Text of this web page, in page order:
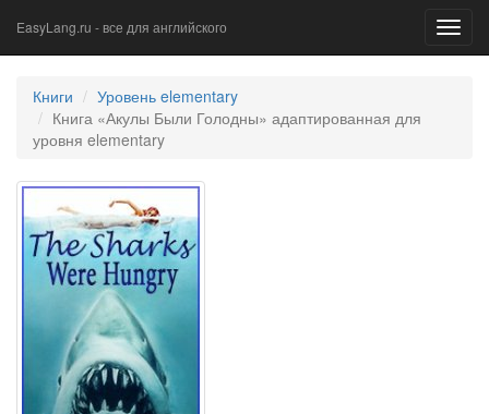
EasyLang.ru - все для английского
Книги
Уровень elementary
Книга «Акулы Были Голодны» адаптированная для
уровня elementary